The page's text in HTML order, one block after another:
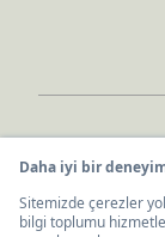
Kaft
Şirketi